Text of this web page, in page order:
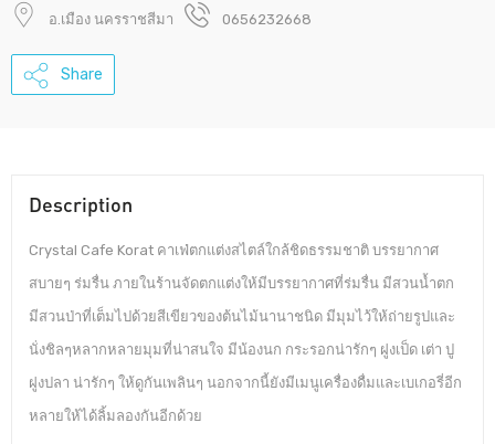
อ.เมือง นครราชสีมา 0656232668
Share
Description
Crystal Cafe Korat คาเฟ่ตกแต่งสไตล์ใกล้ชิดธรรมชาติ บรรยากาศ
สบายๆ ร่มรื่น ภายในร้านจัดตกแต่งให้มีบรรยากาศที่ร่มรื่น มีสวนน้ำตก
มีสวนป่าที่เต็มไปด้วยสีเขียวของต้นไม้นานาชนิด มีมุมไว้ให้ถ่ายรูปและ
นั่งชิลๆหลากหลายมุมที่น่าสนใจ มีน้องนก กระรอกน่ารักๆ ฝูงเป็ด เต่า ปู
ฝูงปลา น่ารักๆ ให้ดูกันเพลินๆ นอกจากนี้ยังมีเมนูเครื่องดื่มและเบเกอรี่อีก
หลายให้ได้ลิ้มลองกันอีกด้วย